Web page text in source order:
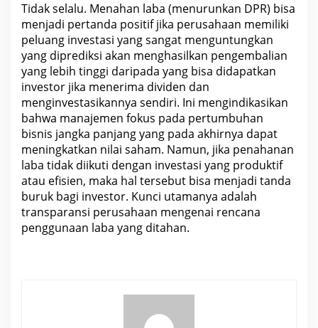
Tidak selalu. Menahan laba (menurunkan DPR) bisa
menjadi pertanda positif jika perusahaan memiliki
peluang investasi yang sangat menguntungkan
yang diprediksi akan menghasilkan pengembalian
yang lebih tinggi daripada yang bisa didapatkan
investor jika menerima dividen dan
menginvestasikannya sendiri. Ini mengindikasikan
bahwa manajemen fokus pada pertumbuhan
bisnis jangka panjang yang pada akhirnya dapat
meningkatkan nilai saham. Namun, jika penahanan
laba tidak diikuti dengan investasi yang produktif
atau efisien, maka hal tersebut bisa menjadi tanda
buruk bagi investor. Kunci utamanya adalah
transparansi perusahaan mengenai rencana
penggunaan laba yang ditahan.